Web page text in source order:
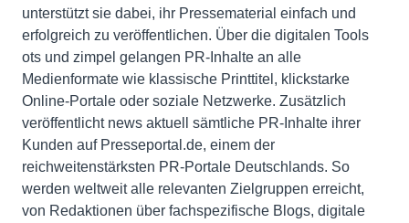
unterstützt sie dabei, ihr Pressematerial einfach und
erfolgreich zu veröffentlichen. Über die digitalen Tools
ots und zimpel gelangen PR-Inhalte an alle
Medienformate wie klassische Printtitel, klickstarke
Online-Portale oder soziale Netzwerke. Zusätzlich
veröffentlicht news aktuell sämtliche PR-Inhalte ihrer
Kunden auf Presseportal.de, einem der
reichweitenstärksten PR-Portale Deutschlands. So
werden weltweit alle relevanten Zielgruppen erreicht,
von Redaktionen über fachspezifische Blogs, digitale